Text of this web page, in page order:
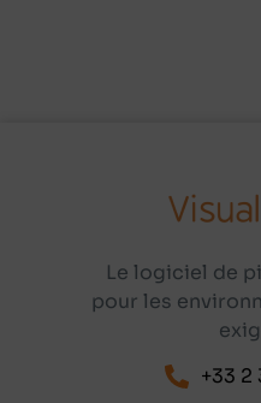
Le logiciel de
pour les
+33